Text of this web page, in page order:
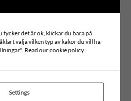
tycker det är ok, klickar du bara på
välja vilken typ av kakor du vill ha
Read our cookie policy
Settings